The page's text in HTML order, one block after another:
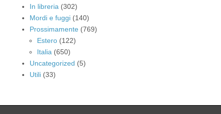
In libreria (302)
Mordi e fuggi (140)
Prossimamente (769)
Estero (122)
Italia (650)
Uncategorized (5)
Utili (33)